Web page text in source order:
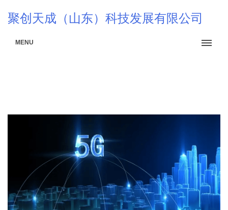
聚创天成（山东）科技发展有限公司
MENU